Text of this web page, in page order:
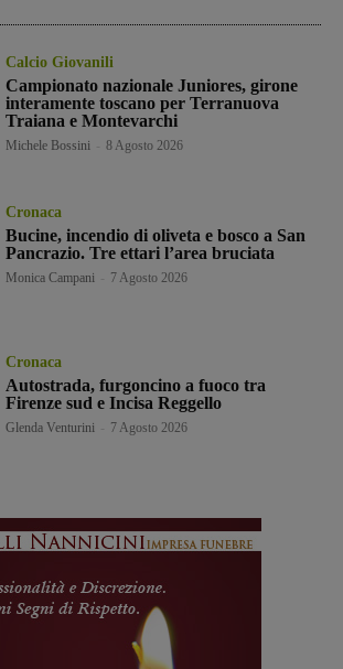
Calcio Giovanili
Campionato nazionale Juniores, girone
interamente toscano per Terranuova
Traiana e Montevarchi
Michele Bossini 8 Agosto 2026
Cronaca
Bucine, incendio di oliveta e bosco a San
Pancrazio. Tre ettari l’area bruciata
Monica Campani 7 Agosto 2026
Cronaca
Autostrada, furgoncino a fuoco tra
Firenze sud e Incisa Reggello
Glenda Venturini 7 Agosto 2026